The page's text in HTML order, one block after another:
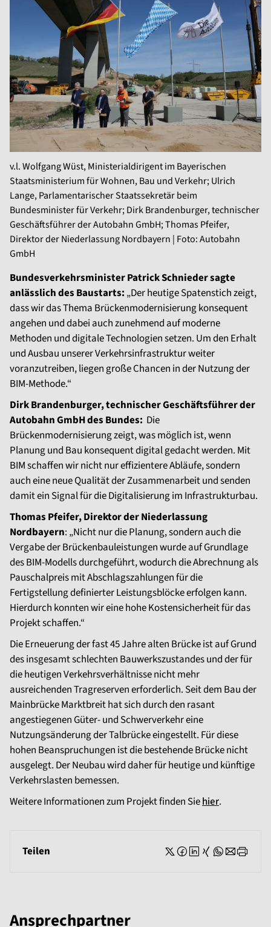
v.l. Wolfgang Wüst, Ministerialdirigent im Bayerischen
Staatsministerium für Wohnen, Bau und Verkehr; Ulrich
Lange, Parlamentarischer Staatssekretär beim
Bundesminister für Verkehr; Dirk Brandenburger, technischer
Geschäftsführer der Autobahn GmbH; Thomas Pfeifer,
Direktor der Niederlassung Nordbayern | Foto: Autobahn
GmbH
Bundesverkehrsminister Patrick Schnieder sagte
anlässlich des Baustarts: „Der heutige Spatenstich zeigt,
dass wir das Thema Brückenmodernisierung konsequent
angehen und dabei auch zunehmend auf moderne
Methoden und digitale Technologien setzen. Um den Erhalt
und Ausbau unserer Verkehrsinfrastruktur weiter
voranzutreiben, liegen große Chancen in der Nutzung der
BIM-Methode.“
Dirk Brandenburger, technischer Geschäftsführer der
Autobahn GmbH des Bundes: Die
Brückenmodernisierung zeigt, was möglich ist, wenn
Planung und Bau konsequent digital gedacht werden. Mit
BIM schaffen wir nicht nur effizientere Abläufe, sondern
auch eine neue Qualität der Zusammenarbeit und senden
damit ein Signal für die Digitalisierung im Infrastrukturbau.
Thomas Pfeifer, Direktor der Niederlassung
Nordbayern: „Nicht nur die Planung, sondern auch die
Vergabe der Brückenbauleistungen wurde auf Grundlage
des BIM-Modells durchgeführt, wodurch die Abrechnung als
Pauschalpreis mit Abschlagszahlungen für die
Fertigstellung definierter Leistungsblöcke erfolgen kann.
Hierdurch konnten wir eine hohe Kostensicherheit für das
Projekt schaffen.“
Die Erneuerung der fast 45 Jahre alten Brücke ist auf Grund
des insgesamt schlechten Bauwerkszustandes und der für
die heutigen Verkehrsverhältnisse nicht mehr
ausreichenden Tragreserven erforderlich. Seit dem Bau der
Mainbrücke Marktbreit hat sich durch den rasant
angestiegenen Güter- und Schwerverkehr eine
Nutzungsänderung der Talbrücke eingestellt. Für diese
hohen Beanspruchungen ist die bestehende Brücke nicht
ausgelegt. Der Neubau wird daher für heutige und künftige
Verkehrslasten bemessen.
Weitere Informationen zum Projekt finden Siehier.
Teilen
Ansprechpartner